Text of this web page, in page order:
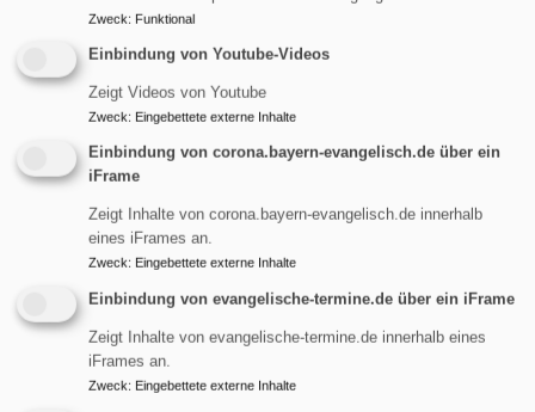
So, 9.8. 9 Uhr
Gottesdienst
Pfarrerin Birgit Schiel
Garmisch-Partenkirchen
Friedenskirche Burgrain
Zweck: Funktional
Einbindung von Youtube-Videos
Zeigt Videos von Youtube
Zweck: Eingebettete externe Inhalte
Einbindung von corona.bayern-evangelisch.de über ein
iFrame
Zeigt Inhalte von corona.bayern-evangelisch.de innerhalb
eines iFrames an.
Zweck: Eingebettete externe Inhalte
Einbindung von evangelische-termine.de über ein iFrame
Zeigt Inhalte von evangelische-termine.de innerhalb eines
iFrames an.
Zweck: Eingebettete externe Inhalte